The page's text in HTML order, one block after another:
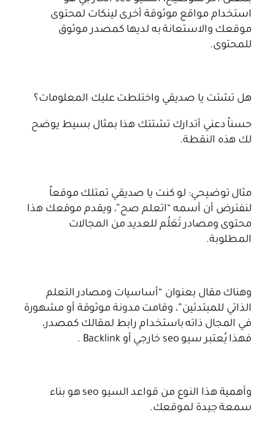
استخدام مواقع موثوقة أخرى لينكات لمحتوى
موقعك والاستعانة به لديها كمصدر موثوق
للمحتوى.
هل تشتت يا صديقي واختلطت عليك المعلومات؟
حسناً دعني أتدارك تشتتك هذا بمثال بسيط يوضح
لك هذه النقطة.
مثال توضيحي: لو كنت يا صديقي تمتلك موقعاً
لنفترض أن أسمه “اتعلم صح”، ويقدم موقعك هذا
محتوى ومصادر تَعَلُم للعديد من المجالات
المطلوبة.
وهناك مقال بعنوان “أساسيات ومصادر التعلم
الذاتي للمبتدئين”، وقامت مدونة موثوقة أو مشهورة
في المجال ذاته باستخدام رابط لمقالك كمصدر،
فهذا يُعتبر سيو seo خارجي أو Backlink .
وأهمية هذا النوع من قواعد السيو seo هو بناء
سمعة جيدة لموقعك.